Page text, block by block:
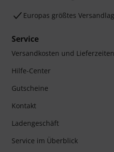
Europas größtes
Service
Versandkosten und Lieferzeiten
Hilfe-Center
Gutscheine
Kontakt
Ladengeschäft
Service im Überblick